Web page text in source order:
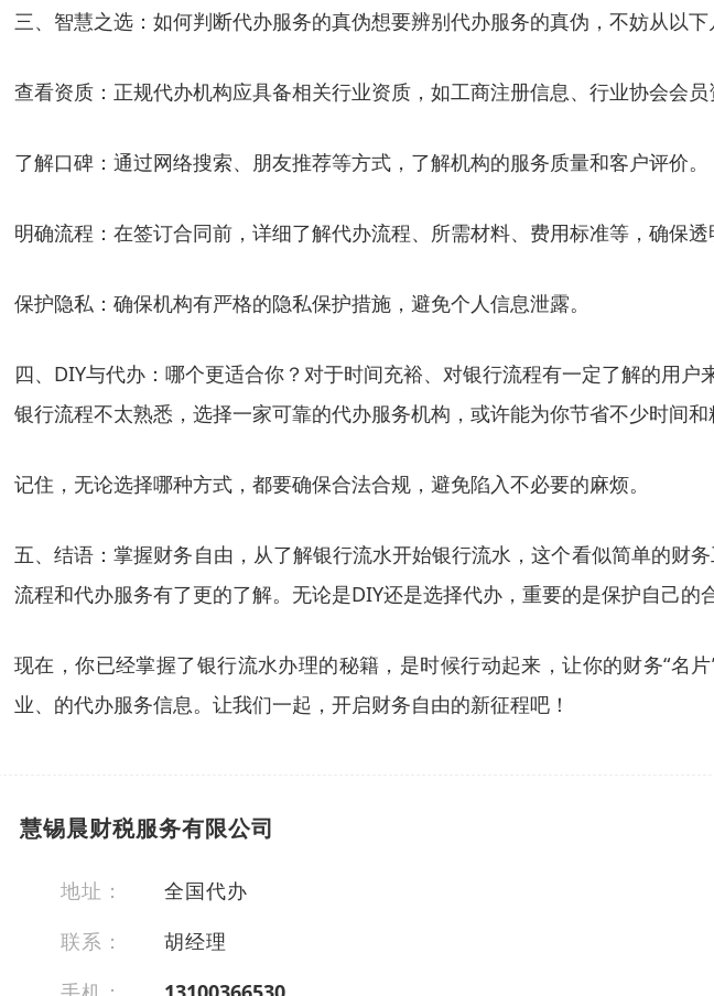
三、智慧之选：如何判断代办服务的真伪想要辨别代办服务的真伪，不妨从以下
查看资质：正规代办机构应具备相关行业资质，如工商注册信息、行业协会会员
了解口碑：通过网络搜索、朋友推荐等方式，了解机构的服务质量和客户评价。
明确流程：在签订合同前，详细了解代办流程、所需材料、费用标准等，确保透
保护隐私：确保机构有严格的隐私保护措施，避免个人信息泄露。
四、DIY与代办：哪个更适合你？对于时间充裕、对银行流程有一定了解的用
银行流程不太熟悉，选择一家可靠的代办服务机构，或许能为你节省不少时间和
记住，无论选择哪种方式，都要确保合法合规，避免陷入不必要的麻烦。
五、结语：掌握财务自由，从了解银行流水开始银行流水，这个看似简单的财
流程和代办服务有了更的了解。无论是DIY还是选择代办，重要的是保护自己的
现在，你已经掌握了银行流水办理的秘籍，是时候行动起来，让你的财务“名
业、的代办服务信息。让我们一起，开启财务自由的新征程吧！
慧锡晨财税服务有限公司
地址：
全国代办
联系：
胡经理